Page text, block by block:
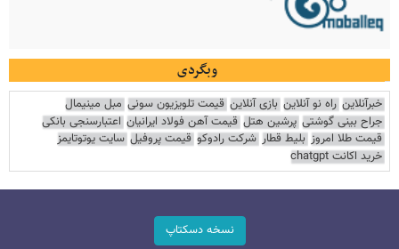
وبگردی
خبرآنلاین راه نو آنلاین بازی آنلاین قیمت تلویزیون سونی مبل مینیمال
جراح بینی گوشتی پرشین هتل قیمت آهن فولاد ایرانیان اعتبارسنجی بانکی
قیمت طلا امروز بلیط قطار شرکت رادوکو قیمت پروفیل سایت یوتوتایمز
خرید اکانت chatgpt
نسخه دسکتاپ